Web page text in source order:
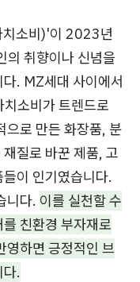
소비)'이 2023년
의 취향이나 신념을
. MZ세대 사이에서
소비가 트렌드로
으로 만든 화장품, 분
질로 바꾼 제품, 고
이 인기였습니다.
니다. 이를 실천할 수
친환경 부자재로
영하면 긍정적인 브
.